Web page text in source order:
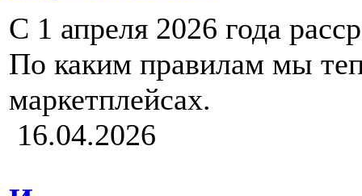
С 1 апреля 2026 года
По каким правилам мы
маркетплейсах.
16.04.2026